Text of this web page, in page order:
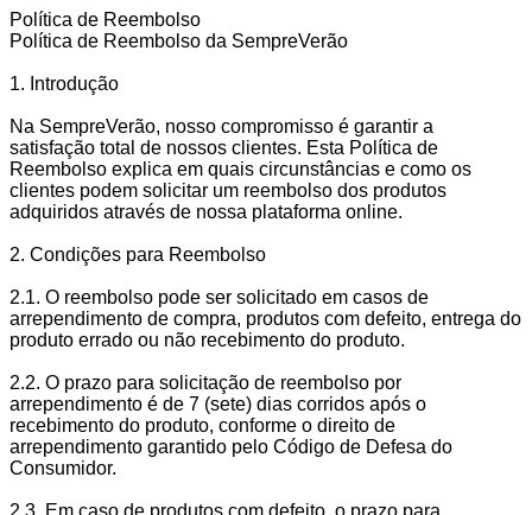
Política de Reembolso
Política de Reembolso da SempreVerão
1. Introdução
Na SempreVerão, nosso compromisso é garantir a
satisfação total de nossos clientes. Esta Política de
Reembolso explica em quais circunstâncias e como os
clientes podem solicitar um reembolso dos produtos
adquiridos através de nossa plataforma online.
2. Condições para Reembolso
2.1. O reembolso pode ser solicitado em casos de
arrependimento de compra, produtos com defeito, entrega do
produto errado ou não recebimento do produto.
2.2. O prazo para solicitação de reembolso por
arrependimento é de 7 (sete) dias corridos após o
recebimento do produto, conforme o direito de
arrependimento garantido pelo Código de Defesa do
Consumidor.
2.3. Em caso de produtos com defeito, o prazo para